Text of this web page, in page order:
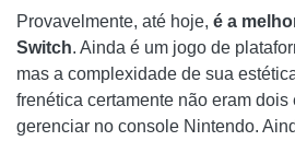
Provavelmente, até hoje, é a
Switch. Ainda é um jogo de
mas a complexidade de sua
frenética certamente não eram
gerenciar no console Nintendo.